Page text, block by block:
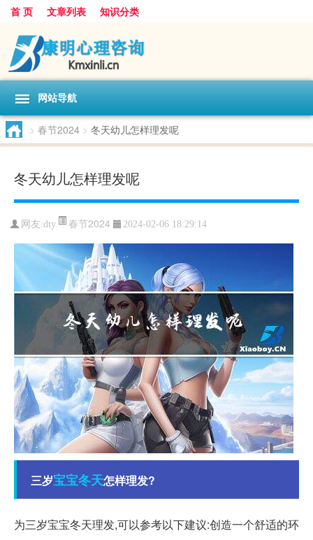
首 页 文章列表 知识分类
网站导航
> 春节2024 > 冬天幼儿怎样理发呢
冬天幼儿怎样理发呢
网友:dty 春节2024 2024-02-06 18:29:14
三岁宝宝冬天怎样理发?
为三岁宝宝冬天理发,可以参考以下建议:创造一个舒适的环